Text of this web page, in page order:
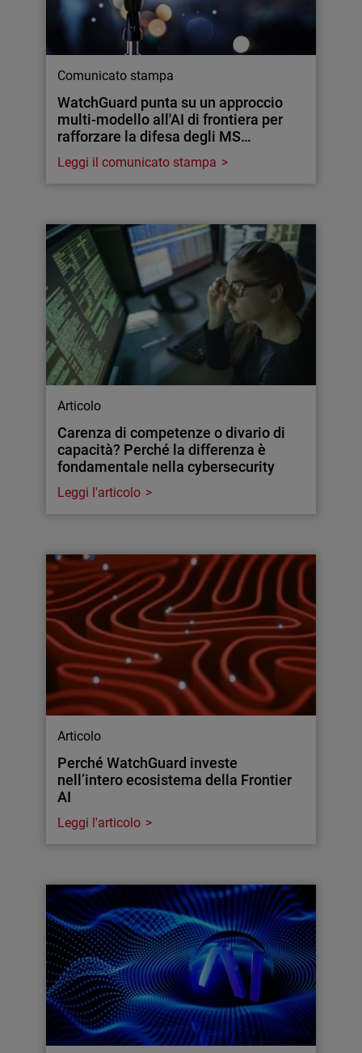
Comunicato stampa
WatchGuard punta su un approccio
multi-modello all'AI di frontiera per
rafforzare la difesa degli MS…
Leggi il comunicato stampa
Articolo
Carenza di competenze o divario di
capacità? Perché la differenza è
fondamentale nella cybersecurity
Leggi l'articolo
Articolo
Perché WatchGuard investe
nell’intero ecosistema della Frontier
AI
Leggi l'articolo